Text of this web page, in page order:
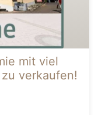
mit viel
verkaufen!